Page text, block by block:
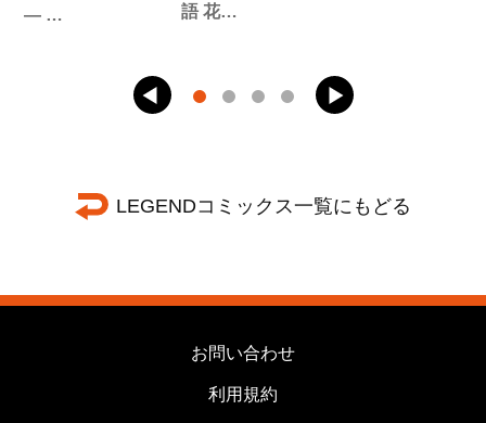
― …
語 花…
LEGENDコミックス一覧にもどる
お問い合わせ
利用規約